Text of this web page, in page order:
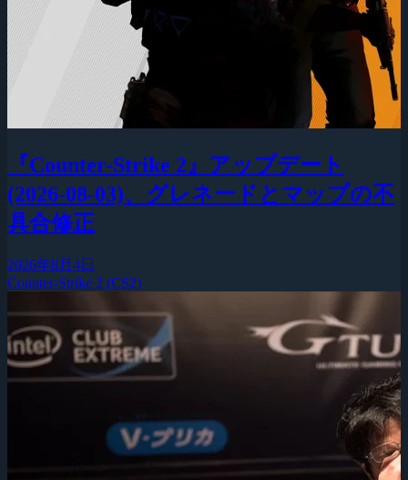
『Counter-Strike 2』アップデート
(2026-08-03)、グレネードとマップの不
具合修正
2026年8月4日
Counter-Strike 2 (CS2)